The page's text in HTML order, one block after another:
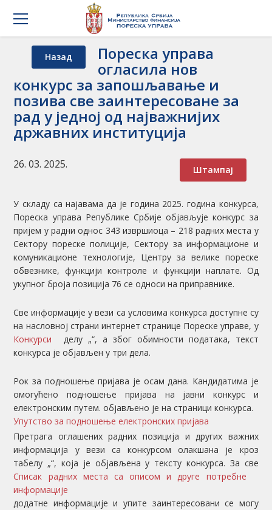
Назад Пореска управа
огласила нов
конкурс за запошљавање и
позива све заинтересоване за
рад у једној од најважнијих
државних институција
Штампај
26. 03. 2025.
У складу са најавама да је година 2025. година конкурса,
Пореска управа Републике Србије објављује конкурс за
пријем у радни однос 343 извршиоца – 218 радних места у
Сектору пореске полиције, Сектору за информационе и
комуникационе технологије, Центру за велике пореске
обвезнике, функцији контроле и функцији наплате. Од
укупног броја позиција 76 се односи на приправнике.
Све информације у вези са условима конкурса доступне су
на насловној страни интернет странице Пореске управе, у
делу „
Конкурси
“, а због обимности података, текст
конкурса је објављен у три дела.
Рок за подношење пријава је осам дана. Кандидатима је
омогућено подношење пријава на јавни конкурс и
електронским путем.
Упутство за подношење електронских пријава
објављено је на страници конкурса.
Претрага оглашених радних позиција и других важних
информација у вези са конкурсом олакшана је кроз
табелу „
Списак радних места са описом и друге потребне
информације
“, која је објављена у тексту конкурса. За све
додатне информације и упите заинтересовани се могу